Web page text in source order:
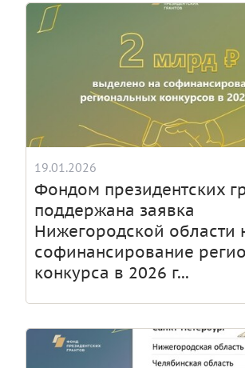
19.01.2026
Фондом президентских
поддержана заявка
Нижегородской области
софинансирование
конкурса в 2026 г...